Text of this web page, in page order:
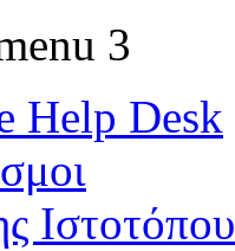
3
Help Desk
Ιστοτόπου